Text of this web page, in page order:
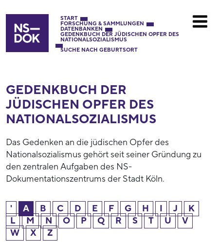
START
FORSCHUNG & SAMMLUNGEN
DATENBANKEN
GEDENKBUCH DER JÜDISCHEN OPFER DES
NATIONALSOZIALISMUS
SUCHE NACH GEBURTSORT
GEDENKBUCH DER
JÜDISCHEN OPFER DES
NATIONAL­SOZIALISMUS
Das Gedenken an die jüdischen Opfer des
Nationalsozialismus gehört seit seiner Gründung zu
den zentralen Aufgaben des NS-
Dokumentationszentrums der Stadt Köln.
' A B C D E F G H I J
K
L
M N O P Q R S T U
V
W
X
Z